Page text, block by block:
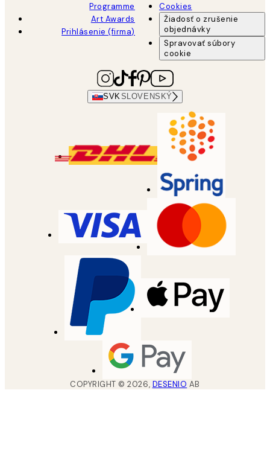
Programme
Art Awards
Prihlásenie (firma)
Cookies
Žiadosť o zrušenie
objednávky
Spravovať súbory
cookie
SVKSLOVENSKÝ
COPYRIGHT ©2026, DESENIO AB